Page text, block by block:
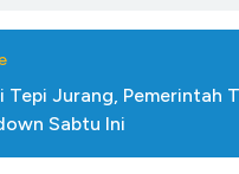
Tepi Jurang, Pemerintah
Sabtu Ini